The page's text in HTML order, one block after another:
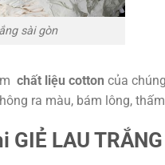
sài gòn
chất liệu cotton của
ra màu, bám lông,
GIẺ LAU